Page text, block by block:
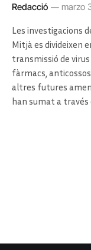
Redacció marzo
Les investigacions
Mitjà es divideixen
transmissió de
fàrmacs,
altres futures
han sumat a través